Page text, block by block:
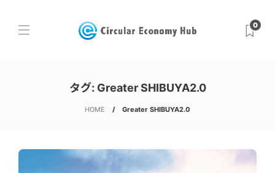
0
タグ: Greater SHIBUYA2.0
HOME Greater SHIBUYA2.0